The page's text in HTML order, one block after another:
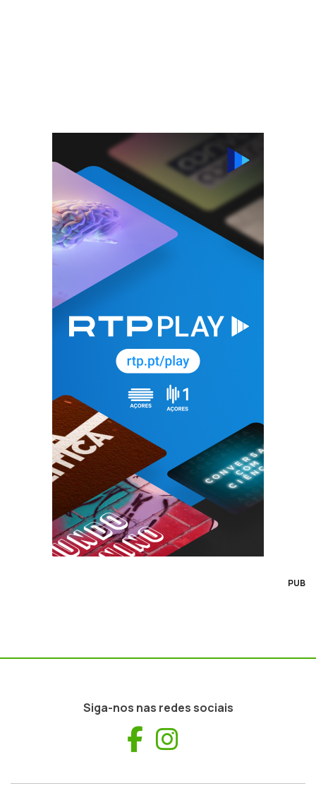
PUB
Siga-nos nas redes sociais
Facebook